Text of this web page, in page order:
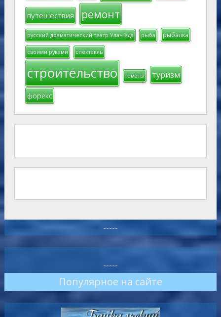
путешествия ремонт
русский драматический театр Улан-Удэ рыба рыбалка
своими руками спектакль
строительство томаты туризм
форекс
-----
-----
Популярное на сайте